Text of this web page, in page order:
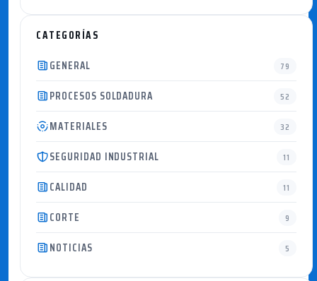
CATEGORÍAS
GENERAL
79
PROCESOS SOLDADURA 52
MATERIALES 32
SEGURIDAD INDUSTRIAL 11
CALIDAD 11
CORTE 9
NOTICIAS 5